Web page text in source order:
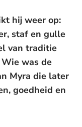
hij weer op:
staf en gulle
van traditie
was de
Myra die later
goedheid en